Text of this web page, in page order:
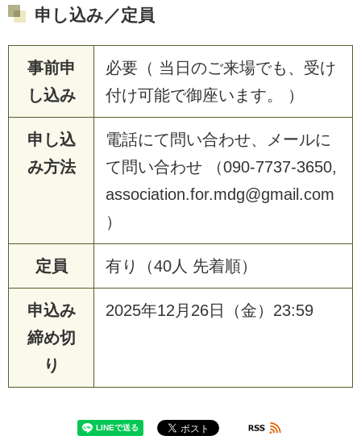
申し込み／定員
事前申
し込み
必要（ 当日のご来場でも、受け
付け可能で御座います。 ）
申し込
み方法
電話にて問い合わせ、メールに
て問い合わせ （090-7737-3650,
association.for.mdg@gmail.com
）
定員 有り（40人 先着順）
申込み
締め切
り
2025年12月26日（金）23:59